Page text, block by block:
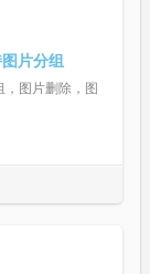
片分组
，图片删除，图